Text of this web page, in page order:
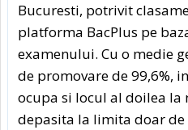
Bucuresti, potrivit
platforma BacPlus pe
examenului. Cu o medie
de promovare de 99,6%,
ocupa si locul al doilea la
depasita la limita doar